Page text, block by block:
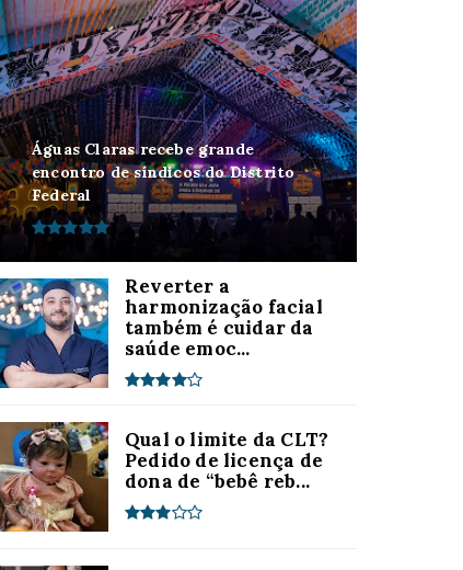
Águas Claras recebe grande
encontro de síndicos do Distrito
Federal
Reverter a
harmonização facial
também é cuidar da
saúde emoc...
Qual o limite da CLT?
Pedido de licença de
dona de “bebê reb...